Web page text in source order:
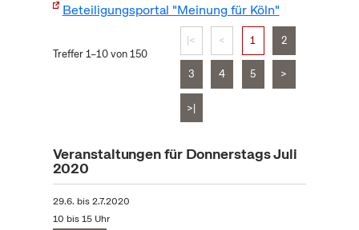
Beteiligungsportal "Meinung für Köln"
Treffer 1–10 von 150
|< < 1 2
3 4 5 >
>|
Veranstaltungen für Donnerstags Juli
2020
29.6. bis2.7.2020
10 bis 15 Uhr